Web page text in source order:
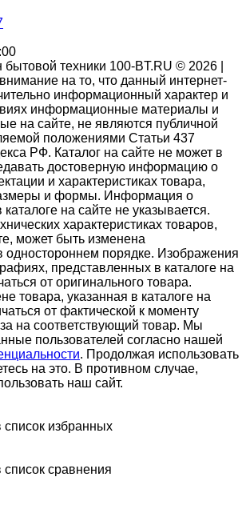
бытовой техники 100-BT.RU © 2026 |
на то, что данный интернет-
информационный характер и
информационные материалы и
на сайте, не являются публичной
положениями Статьи 437
РФ. Каталог на сайте не может в
достоверную информацию о
и характеристиках товара,
и формы. Информация о
на сайте не указывается.
характеристиках товаров,
может быть изменена
одностороннем порядке. Изображения
представленных в каталоге на
от оригинального товара.
товара, указанная в каталоге на
от фактической к моменту
на соответствующий товар. Мы
пользователей согласно нашей
. Продолжая использовать
на это. В противном случае,
наш сайт.
избранных
сравнения